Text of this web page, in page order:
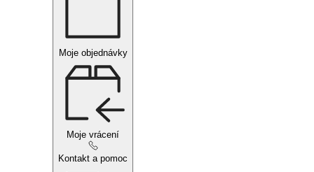
Moje objednávky
Moje vrácení
Kontakt a pomoc